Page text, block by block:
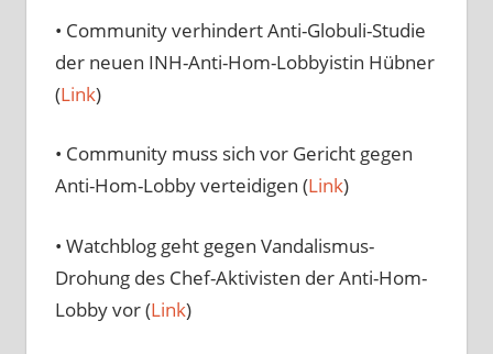
• Community verhindert Anti-Globuli-Studie
der neuen INH-Anti-Hom-Lobbyistin Hübner
(Link)
• Community muss sich vor Gericht gegen
Anti-Hom-Lobby verteidigen (Link)
• Watchblog geht gegen Vandalismus-
Drohung des Chef-Aktivisten der Anti-Hom-
Lobby vor (Link)